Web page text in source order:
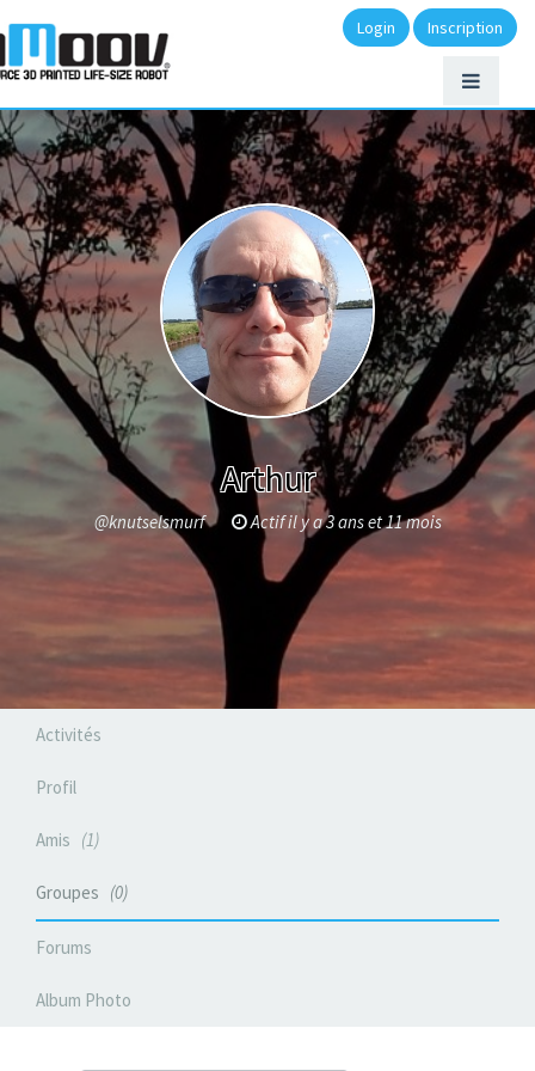
Login Inscription
Arthur
@knutselsmurf Actif il y a 3 ans et 11 mois
Activités
Profil
Amis 1
Groupes 0
Forums
Album Photo